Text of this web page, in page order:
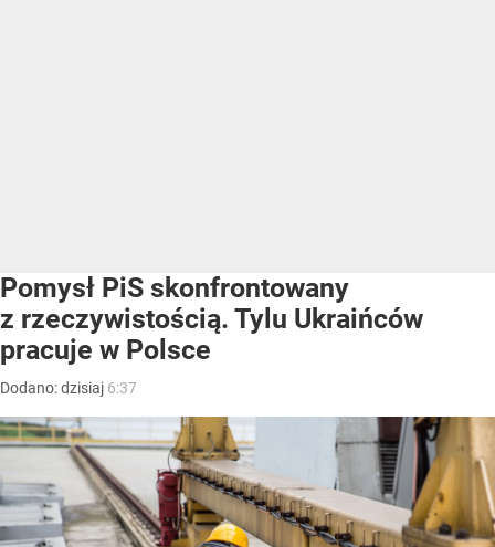
Pomysł PiS skonfrontowany
z rzeczywistością. Tylu Ukraińców
pracuje w Polsce
Dodano:dzisiaj 6:37